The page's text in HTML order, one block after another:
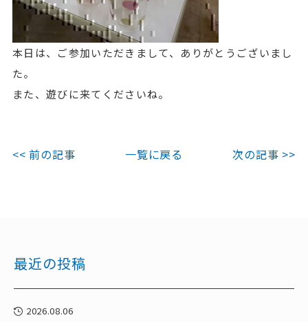
本日は、ご参加いただきまして、ありがとうございまし
た。
また、遊びに来てくださいね。
<< 前の記事 一覧に戻る 次の記事 >>
最近の投稿
2026.08.06